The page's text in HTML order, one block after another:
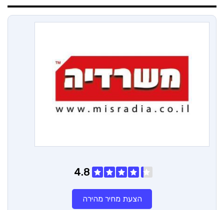
4.8
הצעת מחיר מהירה